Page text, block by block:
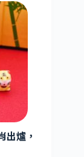
解
量
到
來，
3
日
星
座
運
星
座
出爐，